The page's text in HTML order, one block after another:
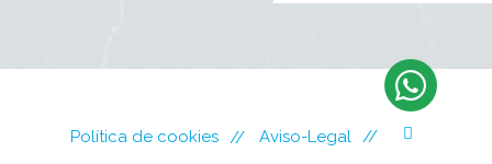
Política de cookies Aviso-Legal